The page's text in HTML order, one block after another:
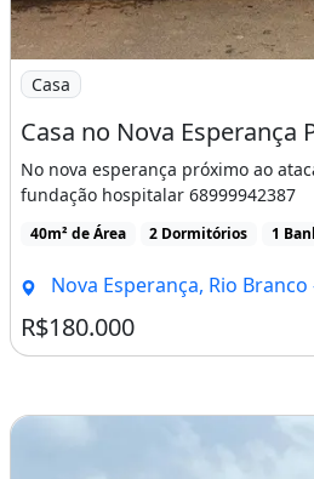
Imagem: Casa no Nova
Casa
No nova esperança próximo ao
fundação hospitalar 68999942387
40m² de Área 2 Dormitórios 1
Nova Esperança, Rio Branco
R$180.000